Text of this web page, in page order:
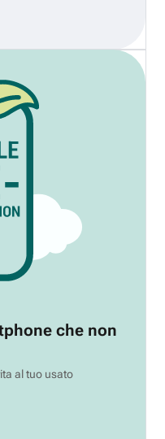
che non
al tuo usato